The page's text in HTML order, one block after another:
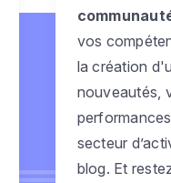
vos
la création
nouveautés,
secteur
blog. Et